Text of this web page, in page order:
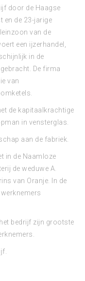
door de Haagse
en de 23-jarige
van de
een ijzerhandel,
in de
De firma
van
de kapitaalkrachtige
in vensterglas.
aan de fabriek.
in de Naamloze
de weduwe A.
van Oranje. In de
bedrijf zijn grootste